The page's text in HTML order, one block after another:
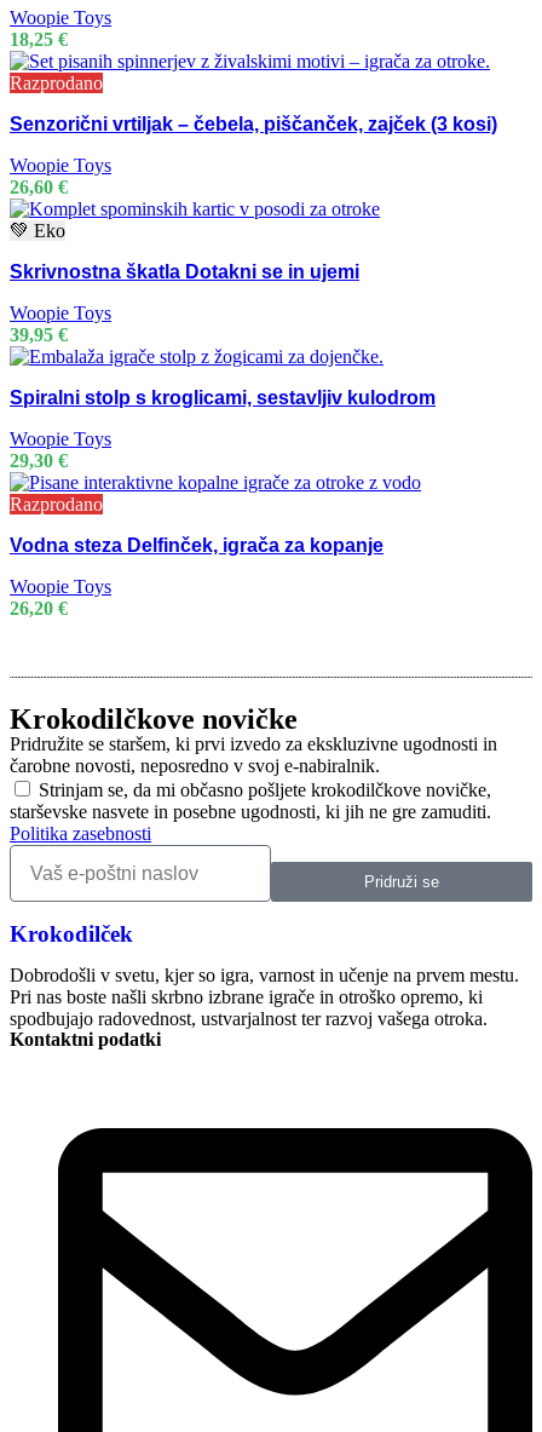
Woopie Toys
18,25 €
Razprodano
Senzorični vrtiljak – čebela, piščanček, zajček (3 kosi)
Woopie Toys
26,60 €
💚 Eko
Skrivnostna škatla Dotakni se in ujemi
Woopie Toys
39,95 €
Spiralni stolp s kroglicami, sestavljiv kulodrom
Woopie Toys
29,30 €
Razprodano
Vodna steza Delfinček, igrača za kopanje
Woopie Toys
26,20 €
Krokodilčkove novičke
Pridružite se staršem, ki prvi izvedo za ekskluzivne ugodnosti in
čarobne novosti, neposredno v svoj e-nabiralnik.
Strinjam se, da mi občasno pošljete krokodilčkove novičke,
starševske nasvete in posebne ugodnosti, ki jih ne gre zamuditi.
Politika zasebnosti
Pridruži se
Krokodilček
Dobrodošli v svetu, kjer so igra, varnost in učenje na prvem mestu.
Pri nas boste našli skrbno izbrane igrače in otroško opremo, ki
spodbujajo radovednost, ustvarjalnost ter razvoj vašega otroka.
Kontaktni podatki